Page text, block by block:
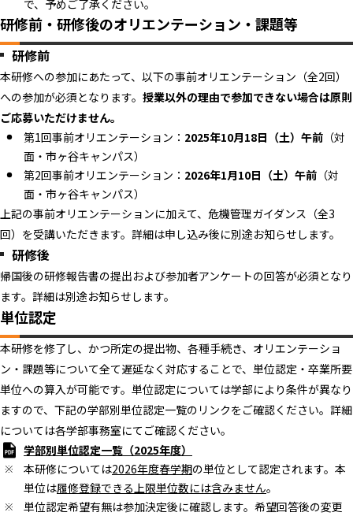
で、予めご了承ください。
研修前・研修後のオリエンテーション・課題等
研修前
本研修への参加にあたって、以下の事前オリエンテーション（全2回）
への参加が必須となります。 授業以外の理由で参加できない場合は原則
ご応募いただけません。
第1回事前オリエンテーション： 2025年10月18日（土）午前 （対
面・市ヶ谷キャンパス）
第2回事前オリエンテーション： 2026年1月10日（土）午前 （対
面・市ヶ谷キャンパス）
上記の事前オリエンテーションに加えて、危機管理ガイダンス（全3
回）を受講いただきます。詳細は申し込み後に別途お知らせします。
研修後
帰国後の研修報告書の提出および参加者アンケートの回答が必須となり
ます。詳細は別途お知らせします。
単位認定
本研修を修了し、かつ所定の提出物、各種手続き、オリエンテーショ
ン・課題等について全て遅延なく対応することで、単位認定・卒業所要
単位への算入が可能です。単位認定については学部により条件が異なり
ますので、下記の学部別単位認定一覧のリンクをご確認ください。詳細
については各学部事務室にてご確認ください。
学部別単位認定一覧（2025年度）
本研修については2026年度春学期の単位として認定されます。本
単位は履修登録できる上限単位数には含みません。
単位認定希望有無は参加決定後に確認します。希望回答後の変更